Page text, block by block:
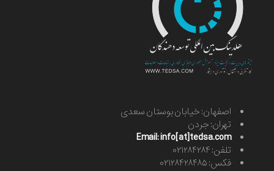
اصفهان: خیابان بوستان سعدی
تهران: جردن
Email: info[at]tedsa.com
تلفن: ۰۲۱۲۸۴۲۸۴
فکس: ۰۲۱۲۸۴۲۸۴۸۵